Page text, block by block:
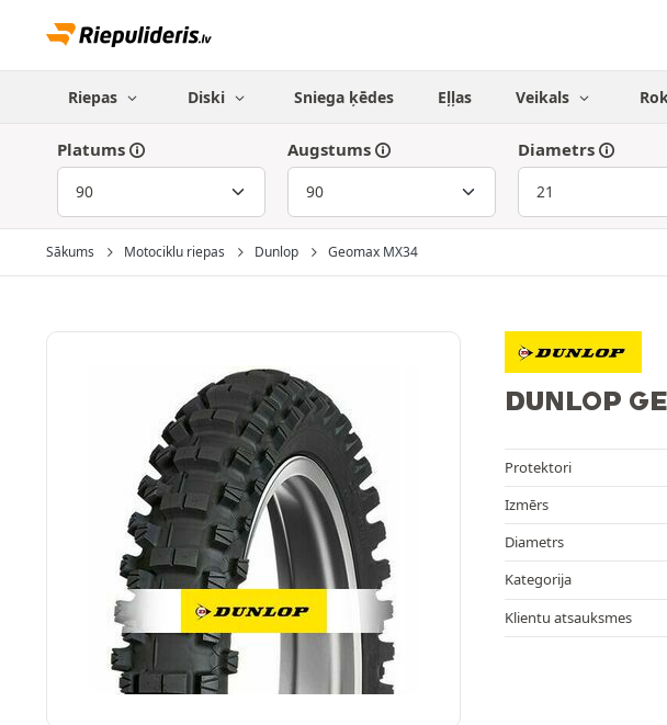
Riepas Diski Sniega ķēdes Eļļas Veikals
Platums Augstums Diametrs
Sākums Motociklu riepas Dunlop Geomax MX34
DUNLOP
Protektori
Izmērs
Diametrs
Kategorija
Klientu atsauksmes